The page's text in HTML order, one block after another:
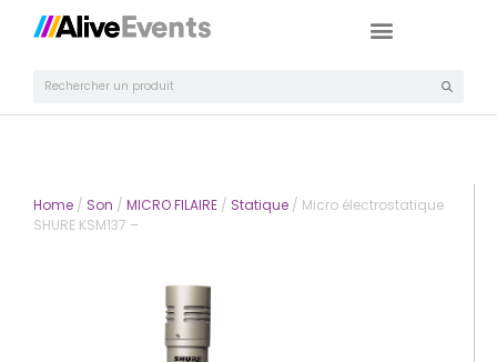
Home / Son / MICRO FILAIRE / Statique / Micro électrostatique
SHURE KSM137 –